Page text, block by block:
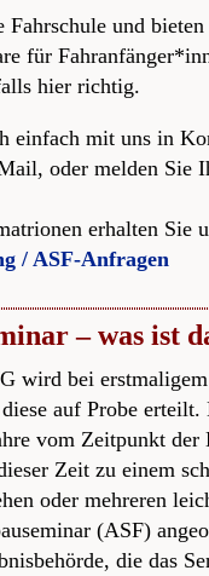
Fahrschule und bieten
für
hier richtig.
einfach mit uns in
oder melden Sie
erhalten Sie
/ ASF-Anfragen
– was ist
wird bei
auf Probe erteilt.
vom Zeitpunkt der
Zeit zu einem
oder mehreren
(ASF)
die das